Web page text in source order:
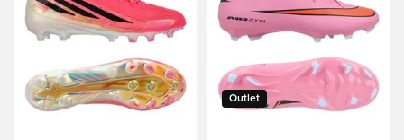
Outlet